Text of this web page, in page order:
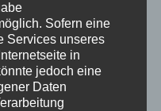
Sofern eine
Services unseres
in
jedoch eine
Daten